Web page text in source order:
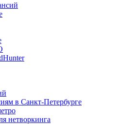
в Санкт-Петербурге
нетворкинга